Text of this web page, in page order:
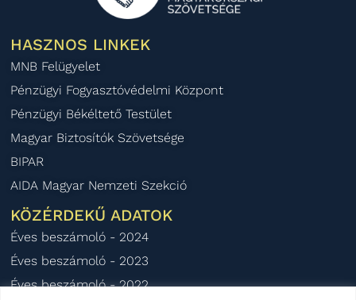
HASZNOS LINKEK
MNB Felügyelet
Pénzügyi Fogyasztóvédelmi Központ
Pénzügyi Békéltető Testület
Magyar Biztosítók Szövetsége
BIPAR
AIDA Magyar Nemzeti Szekció
KÖZÉRDEKŰ ADATOK
Éves beszámoló - 2024
Éves beszámoló - 2023
Éves beszámoló - 2022